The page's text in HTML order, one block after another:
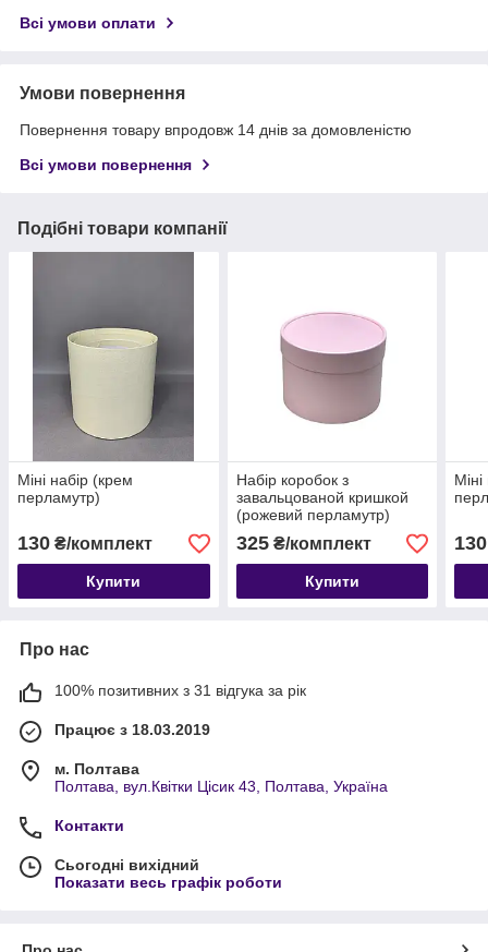
Всі умови оплати
Умови повернення
Повернення товару впродовж 14 днів за домовленістю
Всі умови повернення
Подібні товари компанії
Міні набір (крем
перламутр)
130 ₴/комплект
Купити
Набір коробок з
завальцованой кришкой
(рожевий перламутр)
325₴/комплект
Купити
130
Про нас
100% позитивних з 31 відгука за рік
Працює з 18.03.2019
м. Полтава
Полтава, вул.Квітки Цісик 43, Полтава, Україна
Контакти
Сьогодні вихідний
Показати весь графік роботи